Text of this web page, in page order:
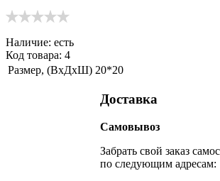
Наличие: есть
Код товара: 4
Размер, (ВхДхШ) 20*20
Доставка
Самовывоз
Забрать свой заказ
по следующим адресам: